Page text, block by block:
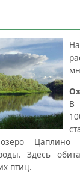
В
Цаплино
Здесь
птиц.